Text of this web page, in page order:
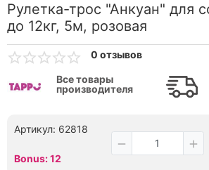
Рулетка-трос "Анкуан" для
до 12кг, 5м, розовая
0 отзывов
Все товары
производителя
Артикул: 62818
Bonus: 12